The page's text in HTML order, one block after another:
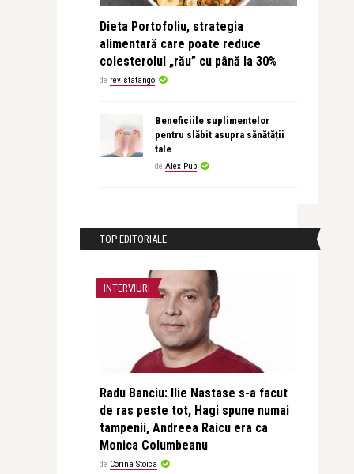
Dieta Portofoliu, strategia
alimentară care poate reduce
colesterolul „rău” cu până la 30%
de revistatango
Beneficiile suplimentelor
pentru slăbit asupra sănătății
tale
de Alex Pub
TOP EDITORIALE
INTERVIURI
Radu Banciu: Ilie Nastase s-a facut
de ras peste tot, Hagi spune numai
tampenii, Andreea Raicu era ca
Monica Columbeanu
de Corina Stoica